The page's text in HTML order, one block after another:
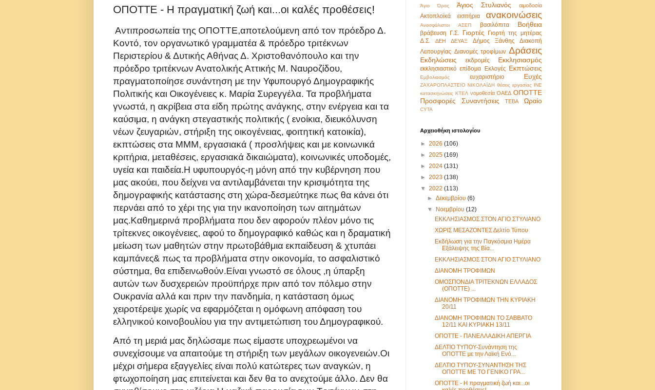
ΟΠΟΤΤΕ - Η πραγματική ζωή και...οι καλές προθέσεις!
Αντιπροσωπεία της ΟΠΟΤΤΕ,αποτελούμενη από τον πρόεδρο Δ.
Κοντό, τον οργανωτικό γραμματέα & πρόεδρο τριτέκνων
Περιστερίου &Δυτικής Αθήνας Δ. Χριστοθανόπουλο και την
πρόεδρο τριτέκνων Ανατολικής Αττικής Μ. Ναυροζίδου,
πραγματοποίησε συνάντηση με την Υφυπουργό Δημογραφικής
Πολιτικής και Οικογένειες κ. Μαρία Συρεγγέλα. Τα προβλήματα
γνωστά, η ακρίβεια στα είδη πρώτης ανάγκης, στην ενέργεια και τα
καύσιμα, η ανάγκη στεγαστικής πολιτικής ( ενοίκια, διευκόλυνση
νέων ζευγαριών, στήριξη της οικογένειας, φοιτητική κατοικία),
εκπτώσεις στα ΜΜΜ, εργασιακά ( προσλήψεις και με κοινωνικά
κριτήρια, μεταθέσεις, εργασιακά δικαιώματα), κοινωνικές υποδομές,
υγεία και παιδεία.Η υφυπουργός-η μόνη από την κυβέρνηση που
μας ακούει, που δείχνει να αντιλαμβάνεται την κρισιμότητα της
δημογραφικής κατάστασης στη χώρα-δεσμεύτηκε πως θα κάνει ότι
περνάει από το χέρι της για την ικανοποίηση των αιτημάτων
μας.Καθημερινά προβλήματα που δεν αφορούν πλέον μόνο τις
τρίτεκνες οικογένειες, αφού το δημογραφικό καθώς και η δραματική
μείωση των μαθητών στην πρωτοβάθμια εκπαίδευση & χτυπάει
καμπάνες& πως τα προβλήματα στην οικονομία, το ασφαλιστικό
σύστημα, θα επιδεινωθούν.Είναι γνωστό σε όλους ,η ύπαρξη
αυτών των δυσχερειών προϋπήρχε πριν από τον πόλεμο στην
Ουκρανία αλλά και πριν την πανδημία, η κατάσταση όμως
χειροτέρεψε χωρίς να εφαρμόζεται η ομόφωνη απόφαση του
ελληνικού κοινοβουλίου για την αντιμετώπιση τουΔημογραφικού.
Από τη μεριά μας δηλώσαμε πως είμαστε υποχρεωμένοι να
συνεχίσουμε να απαιτούμε τη στήριξη των μεγάλων οικογενειών.Οι
μέχρι σήμερα εξαγγελίες είναι πολύ κατώτερες των αναγκών, η
φτωχοποίηση μας επιτείνεται και δεν θα το ανεχτούμε άλλο. Δεν θα
Άγιο Όρος Άγιος Στυλιανός αιμοδοσία
Ακτοπλοϊκά εισιτήρια ανακοινώσεις
Ανασφάλιστοι ΑΣΕΠ βασιλόπιτα Βοήθεια
βράβευση Γ.Σ. Γιορτές
Γιορτή της μητέρας
Δ.Σ.
ΔΕΗ ΔΕΥΑΞ Δήμος Ξάνθης
Διακοπή
Λειτουργίας Διανομές τροφίμων Δράσεις
Εκδηλώσεις εκδρομές Εκκλησιασμός
εκκλησιαστικό επίδομα Εκλογές Εκπτώσεις
Εμβολιασμός ευχαριστήριο Ευχές
ΖΑΧΑΡΟΠΛΑΣΤΕΙΟ ΝΙΚΟΛΑΪΔΗ θέσεις εργασίας ΙΝΕ
κατασκηνώσεις ΚΤΕΛ νομοθεσία ΟΑΕΔ ΟΠΟΤΤΕ
Προσφορές
Συναντήσεις ΤΕΒΑ Ωραίο
CYTA
Αρχειοθήκη ιστολογίου
► 2026 (106)
► 2025 (169)
► 2024 (131)
► 2023 (138)
▼ 2022 (113)
►Δεκεμβρίου(6)
▼
Νοεμβρίου(12)
ΕΚΚΛΗΣΙΑΣΜΟΣ ΣΤΟΝ ΑΓΙΟ ΣΤΥΛΙΑΝΟ
ΧΩΡΙΣ ΜΕΣΑΖΟΝΤΕΣ Δελτίο Τύπου
Εκδήλωση για την Παγκόσμια Ημέρα
Εξάλειψης της Βία...
ΕΚΚΛΗΣΙΑΣΜΟΣ ΣΤΟΝ ΑΓΙΟ ΣΤΥΛΙΑΝΟ
ΔΙΑΝΟΜΗ ΤΡΟΦΙΜΩΝ
ΟΜΟΣΠΟΝΔΙΑ ΤΡΙΤΕΚΝΩΝ ΕΛΛΑΔΟΣ
(ΟΠΟΤΤΕ) ...
ΔΙΑΝΟΜΗ ΤΡΟΦΙΜΩΝ ΤΗΝ ΚΥΡΙΑΚΗ
20/11
ΔΙΑΝΟΜΗ ΤΡΟΦΙΜΩΝ ΤΟ ΣΑΒΒΑΤΟ
12/11 ΚΑΙ ΚΥΡΙΑΚΗ 13/11
ΟΠΟΤΤΕ - ΠΑΝΕΛΛΑΔΙΚΗ ΑΠΕΡΓΙΑ
ΔΕΛΤΙΟ ΤΥΠΟΥ-Συνάντηση της
ΟΠΟΤΤΕ με την Λαϊκή Ενό...
ΔΕΛΤΙΟ ΤΥΠΟΥ-ΣΥΝΑΝΤΗΣΗ ΤΗΣ
ΟΠΟΤΤΕ ΜΕ ΤΟ ΓΕΝΙΚΟ ΓΡΑ...
ΟΠΟΤΤΕ - Η πραγματική ζωή και...οι